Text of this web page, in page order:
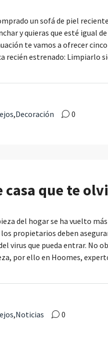
un sofá de piel
y quieras que esté igual
te vamos a ofrecer
recién estrenado: Limpiarlo
,Decoración 0
casa que te
del hogar se ha vuelto
propietarios deben
virus que pueda entrar. No
por ello en Hoomes,
,Noticias 0